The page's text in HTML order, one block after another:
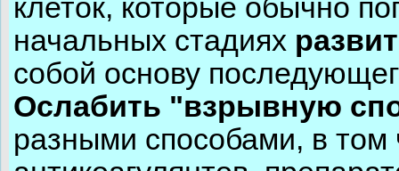
клеток, которые обычно
начальных стадиях
собой основу
Ослабить "взрывную
разными способами, в